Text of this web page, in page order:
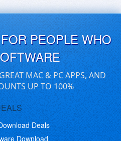
PEOPLE WHO
MAC & PC APPS, AND
UP TO 100%
Deals
Download